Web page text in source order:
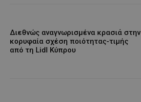
Διεθνώς αναγνωρισμένα κρασιά στην
κορυφαία σχέση ποιότητας-τιμής
από τη Lidl Κύπρου